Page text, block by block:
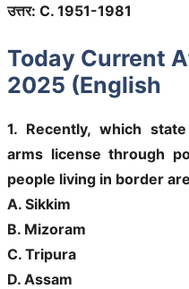
उत्तर: C. 1951-1981
Today Current
2025 (English
1. Recently, which
arms license through
people living in border
A. Sikkim
B. Mizoram
C. Tripura
D. Assam